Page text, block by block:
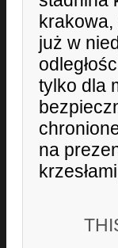
już w
tylko dla
na